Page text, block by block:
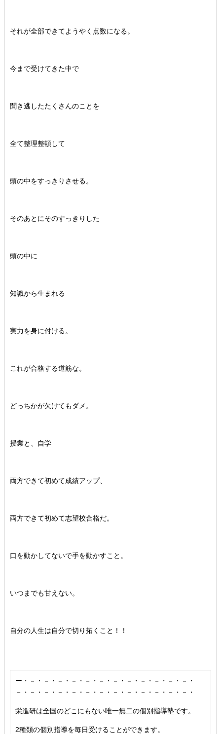
それが全部できてようやく点数になる。
今まで受けてきた中で
聞き逃したたくさんのことを
全て整理整頓して
頭の中をすっきりさせる。
そのあとにそのすっきりした
頭の中に
知識から生まれる
実力を身に付ける。
これが合格する道筋な。
どっちかが欠けてもダメ。
授業と、自学
両方できて初めて成績アップ、
両方できて初めて志望校合格だ。
口を動かしてないで手を動かすこと。
いつまでも甘えない。
自分の人生は自分で切り拓くこと！！
ー・－・－・－・－・－・－・－・－・－・－・－・－・
－・－・－・－・－・－・－・－・－・－・－・－・－・
栄進研は全国のどこにもない唯一無二の個別指導塾です。
2種類の個別指導を毎日受けることができます。